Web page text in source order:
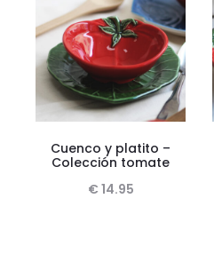
Cuenco y platito –
Colección tomate
€ 14.95